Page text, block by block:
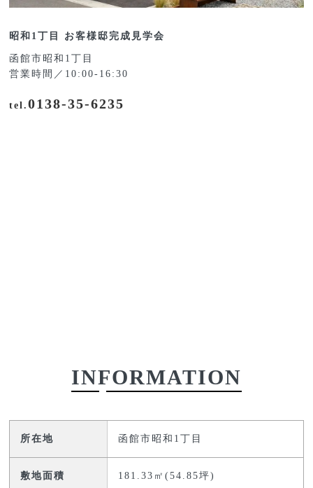
昭和1丁目 お客様邸完成見学会
函館市昭和1丁目
営業時間／10:00-16:30
tel.0138-35-6235
INFORMATION
所在地 函館市昭和1丁目
敷地面積 181.33㎡(54.85坪)